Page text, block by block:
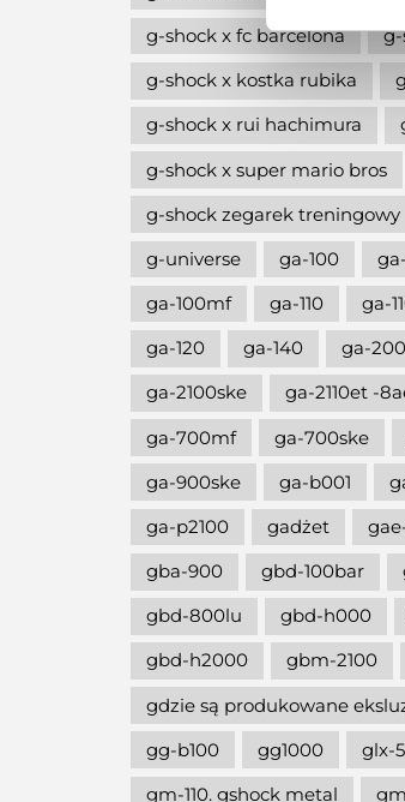
g-shock x fc barcelona
g-
g-shock x kostka rubika
g-shock x rui hachimura
g-shock x super mario bros
g-shock zegarek treningowy
g-universe
ga-100
ga-100mf
ga-110 ga-
ga-120
ga-140 ga-
ga-2100ske
ga-2110et -
ga-700mf
ga-700ske
ga-900ske
ga-b001
ga-p2100
gadżet
gba-900
gbd-100bar
gbd-800lu
gbd-h000
gbd-h2000
gbm-2100
gdzie są produkowane
gg-b100
gg1000 glx-
gm-110. gshock metal